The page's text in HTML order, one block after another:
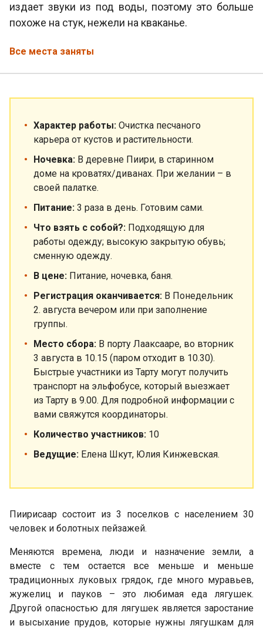
издает звуки из под воды, поэтому это больше
похоже на стук, нежели на кваканье.
Все места заняты
Характер работы: Очистка песчаного
карьера от кустов и растительности.
Ночевка: В деревне Пиири, в старинном
доме на кроватях/диванах. При желании – в
своей палатке.
Питание: 3 раза в день. Готовим сами.
Что взять с собой?: Подходящую для
работы одежду; высокую закрытую обувь;
сменную одежду.
В цене: Питание, ночевка, баня.
Регистрация оканчивается: В Понедельник
2. августа вечером или при заполнение
группы.
Место сбора: В порту Лааксааре, во вторник
3 августа в 10.15 (паром отходит в 10.30).
Быстрые участники из Тарту могут получить
транспорт на эльфобусе, который выезжает
из Тарту в 9.00. Для подробной информации с
вами свяжутся координаторы.
Количество участников: 10
Ведущие: Елена Шкут, Юлия Кинжевская.
Пиирисаар состоит из 3 поселков с населением 30
человек и болотных пейзажей.
Меняются времена, люди и назначение земли, а
вместе с тем остается все меньше и меньше
традиционных луковых грядок, где много муравьев,
жужелиц и пауков – это любимая еда лягушек.
Другой опасностью для лягушек является заростание
и высыхание прудов, которые нужны лягушкам для